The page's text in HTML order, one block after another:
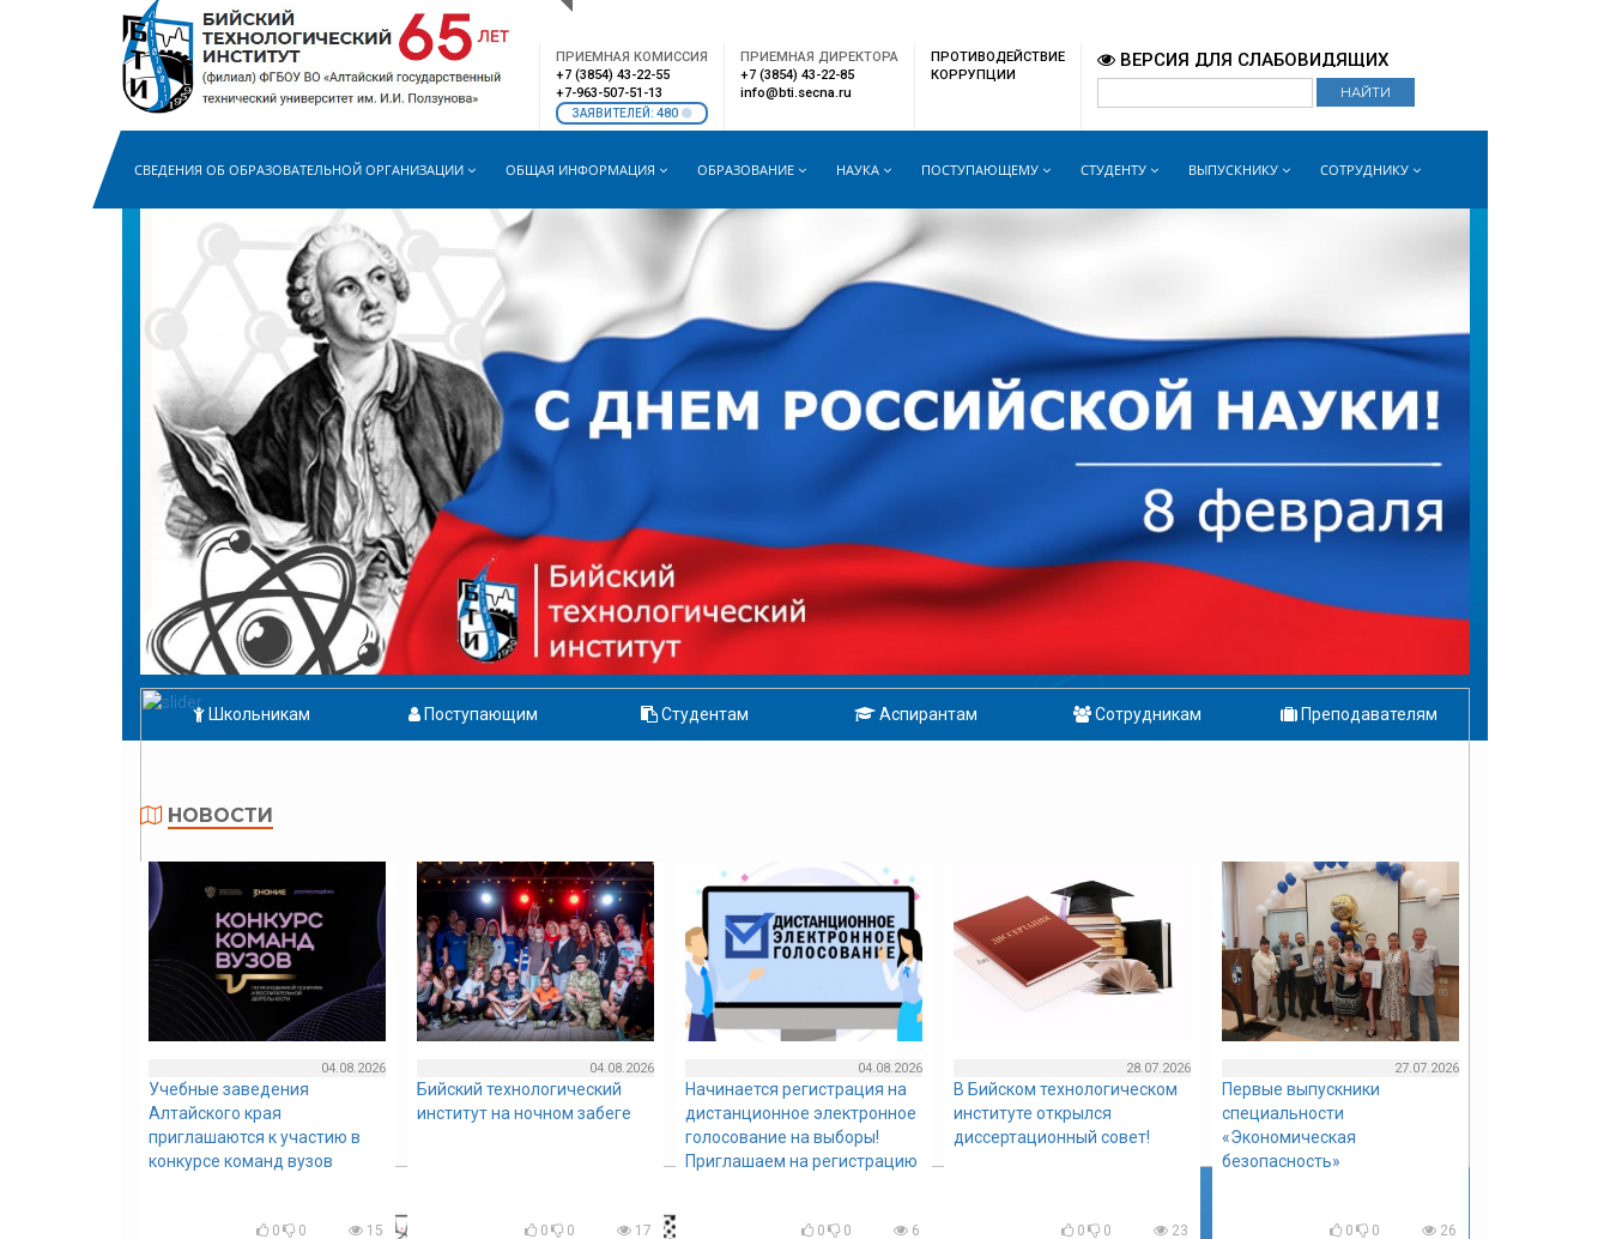
ПРИЕМНАЯ КОМИССИЯ
+7 (3854) 43-22-55
+7-963-507-51-13
ЗАЯВИТЕЛЕЙ: 480
ПРИЕМНАЯ ДИРЕКТОРА
+7 (3854) 43-22-85
info@bti.secna.ru
ПРОТИВОДЕЙСТВИЕ
КОРРУПЦИИ
ВЕРСИЯ ДЛЯ СЛАБОВИДЯЩИХ
СВЕДЕНИЯ ОБ ОБРАЗОВАТЕЛЬНОЙ ОРГАНИЗАЦИИ ОБЩАЯ ИНФОРМАЦИЯ ОБРАЗОВАНИЕ НАУКА ПОСТУПАЮЩЕМУ СТУДЕНТУ ВЫПУСКНИКУ СОТРУДНИКУ
Школьникам Поступающим Студентам Аспирантам Сотрудникам Преподавателям
НОВОСТИ
04.08.2026
Учебные заведения
Алтайского края
приглашаются к участию в
конкурсе команд вузов
0 0 15
04.08.2026
Бийский технологический
институт на ночном забеге
0 0 17
04.08.2026
Начинается регистрация на
дистанционное электронное
голосование на выборы!
Приглашаем на регистрацию
0 0 6
28.07.2026
В Бийском технологическом
институте открылся
диссертационный совет!
0 0 23
27.07.2026
Первые выпускники
специальности
«Экономическая
безопасность»
0 0 26